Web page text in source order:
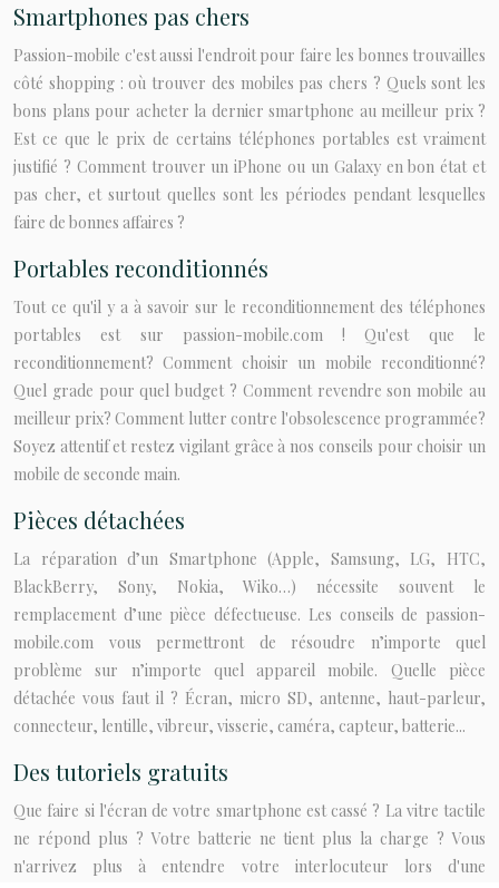
Smartphones pas chers
Passion-mobile c'est aussi l'endroit pour faire les bonnes trouvailles
côté shopping : où trouver des mobiles pas chers ? Quels sont les
bons plans pour acheter la dernier smartphone au meilleur prix ?
Est ce que le prix de certains téléphones portables est vraiment
justifié ? Comment trouver un iPhone ou un Galaxy en bon état et
pas cher, et surtout quelles sont les périodes pendant lesquelles
faire de bonnes affaires ?
Portables reconditionnés
Tout ce qu'il y a à savoir sur le reconditionnement des téléphones
portables est sur passion-mobile.com ! Qu'est que le
reconditionnement? Comment choisir un mobile reconditionné?
Quel grade pour quel budget ? Comment revendre son mobile au
meilleur prix? Comment lutter contre l'obsolescence programmée?
Soyez attentif et restez vigilant grâce à nos conseils pour choisir un
mobile de seconde main.
Pièces détachées
La réparation d’un Smartphone (Apple, Samsung, LG, HTC,
BlackBerry, Sony, Nokia, Wiko…) nécessite souvent le
remplacement d’une pièce défectueuse. Les conseils de passion-
mobile.com vous permettront de résoudre n’importe quel
problème sur n’importe quel appareil mobile. Quelle pièce
détachée vous faut il ? Écran, micro SD, antenne, haut-parleur,
connecteur, lentille, vibreur, visserie, caméra, capteur, batterie...
Des tutoriels gratuits
Que faire si l'écran de votre smartphone est cassé ? La vitre tactile
ne répond plus ? Votre batterie ne tient plus la charge ? Vous
n'arrivez plus à entendre votre interlocuteur lors d'une